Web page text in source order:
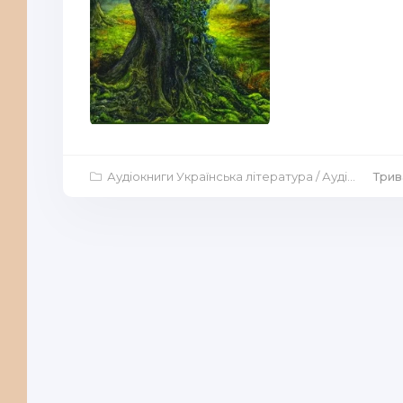
Аудіокниги Українська література /Аудіокниги Аудіо-вистави